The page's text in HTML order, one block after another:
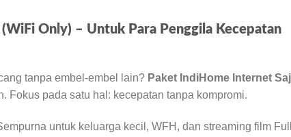
Only) – Untuk Para Penggila Kecepatan
tanpa embel-embel lain? Paket IndiHome Internet
Fokus pada satu hal: kecepatan tanpa kompromi.
untuk keluarga kecil, WFH, dan streaming film Full